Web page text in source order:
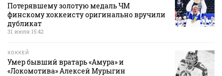
Потерявшему золотую медаль ЧМ
финскому хоккеисту оригинально вручили
дубликат
31 июля 15:42
ХОККЕЙ
Умер бывший вратарь «Амура» и
«Локомотива» Алексей Мурыгин